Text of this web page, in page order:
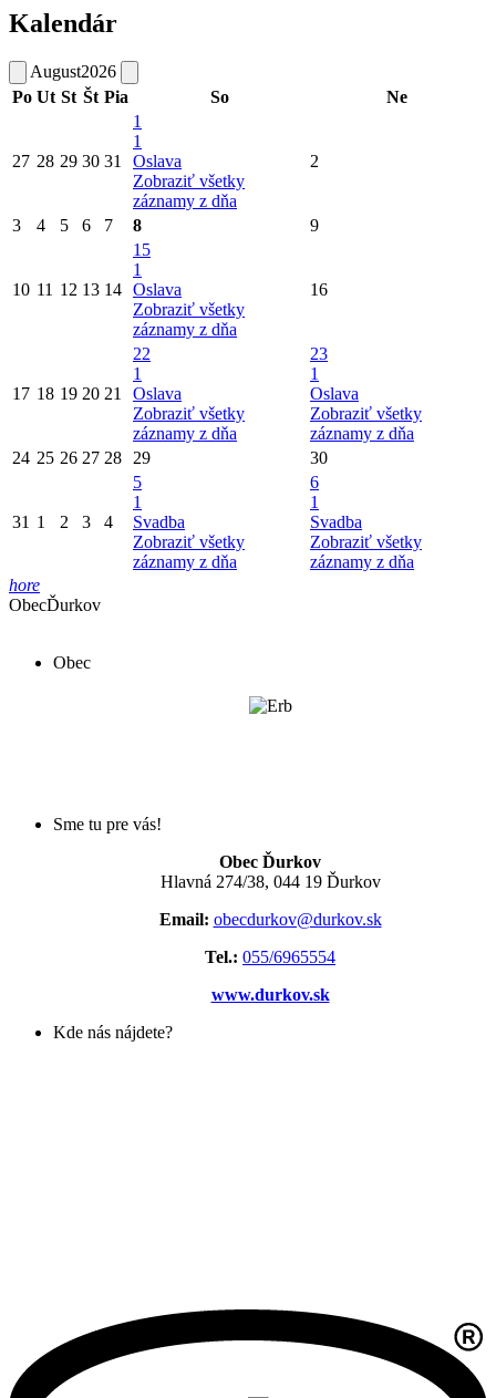
Kalendár
August2026
Po Ut St Št Pia So Ne
27 28 29 30 31
1
1
Oslava
Zobraziť všetky
záznamy z dňa
2
3 4 5 6 7 8 9
10 11 12 13 14
15
1
Oslava
Zobraziť všetky
záznamy z dňa
16
17 18 19 20 21
22
1
Oslava
Zobraziť všetky
záznamy z dňa
23
1
Oslava
Zobraziť všetky
záznamy z dňa
24 25 26 27 28 29 30
31 1 2 3 4
5
1
Svadba
Zobraziť všetky
záznamy z dňa
6
1
Svadba
Zobraziť všetky
záznamy z dňa
hore
ObecĎurkov
Obec
Sme tu pre vás!
Obec Ďurkov
Hlavná 274/38, 044 19 Ďurkov
Email: obecdurkov@durkov.sk
Tel.: 055/6965554
www.durkov.sk
Kde nás nájdete?